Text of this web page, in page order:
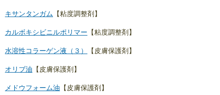
キサンタンガム 【粘度調整剤】
カルボキシビニルポリマー 【粘度調整剤】
水溶性コラーゲン液（３） 【皮膚保護剤】
オリブ油 【皮膚保護剤】
メドウフォーム油 【皮膚保護剤】